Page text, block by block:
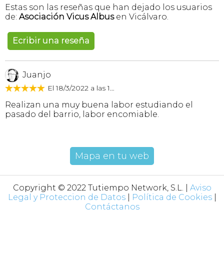
Estas son las reseñas que han dejado los usuarios
de: Asociación Vicus Albusen Vicálvaro.
Ecribir una reseña
Juanjo
El 18/3/2022 a las 10:15
Realizan una muy buena labor estudiando el
pasado del barrio, labor encomiable.
Mapa en tu web
Copyright © 2022 Tutiempo Network, S.L. | Aviso
Legal y Proteccion de Datos| Política de Cookies|
Contáctanos